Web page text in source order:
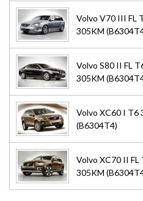
Volvo V70 III FL
305KM
Volvo S80 II FL
305KM
Volvo XC60 I T6
(B6304T4)
Volvo XC70 II
305KM